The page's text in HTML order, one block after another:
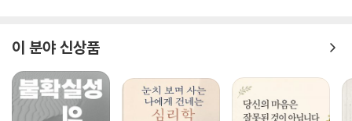
이는 전혀 다른 성인으로 자라난다. 저자는 정신분석학자 윌프레드 비온의
개념을 들면서, “아이 마음속에 있는 부정적이고 모호한 느낌의 덩어리들
을 엄마가 담아주고, 해석하고, 이름 붙여서 의미화해주는 게 필요하다”고
말한다. 아이의 소리 지르는 행동 자체에 반응하기보다 그 속에 숨겨져 있
이 분야 신상품